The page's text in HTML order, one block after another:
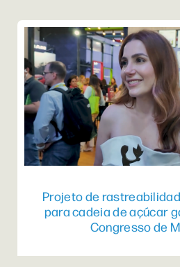
Projeto de
para cadeia de açúcar
Congresso de